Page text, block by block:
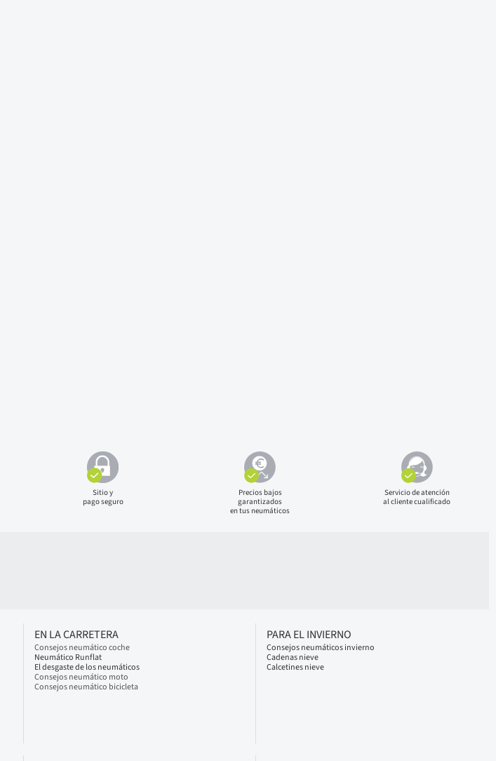
Sitio y
pago seguro
Precios bajos
garantizados
en tus neumáticos
Servicio de atención
al cliente cualificado
EN LA CARRETERA
Consejos neumático coche
Neumático Runflat
El desgaste de los neumáticos
Consejos neumático moto
Consejos neumático bicicleta
PARA EL INVIERNO
Consejos neumáticos invierno
Cadenas nieve
Calcetines nieve